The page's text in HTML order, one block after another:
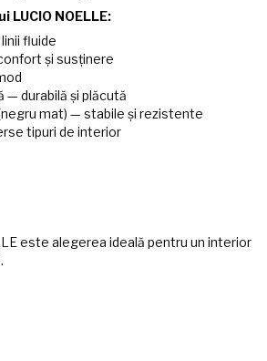
LUCIO NOELLE:
fluide
și susținere
durabilă și plăcută
mat) — stabile și rezistente
tipuri de interior
este alegerea ideală pentru un interior